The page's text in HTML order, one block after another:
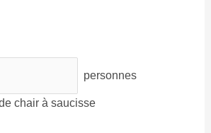
personnes
chair à saucisse